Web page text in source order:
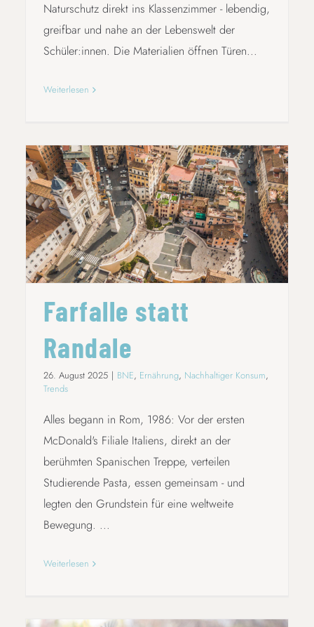
Naturschutz direkt ins Klassenzimmer - lebendig,
greifbar und nahe an der Lebenswelt der
Schüler:innen. Die Materialien öffnen Türen...
Weiterlesen
FARFALLE STATT RANDALE
Farfalle statt
Randale
26. August 2025 | BNE, Ernährung, Nachhaltiger Konsum,
Trends
Alles begann in Rom, 1986: Vor der ersten
McDonald's Filiale Italiens, direkt an der
berühmten Spanischen Treppe, verteilen
Studierende Pasta, essen gemeinsam - und
legten den Grundstein für eine weltweite
Bewegung. ...
Weiterlesen